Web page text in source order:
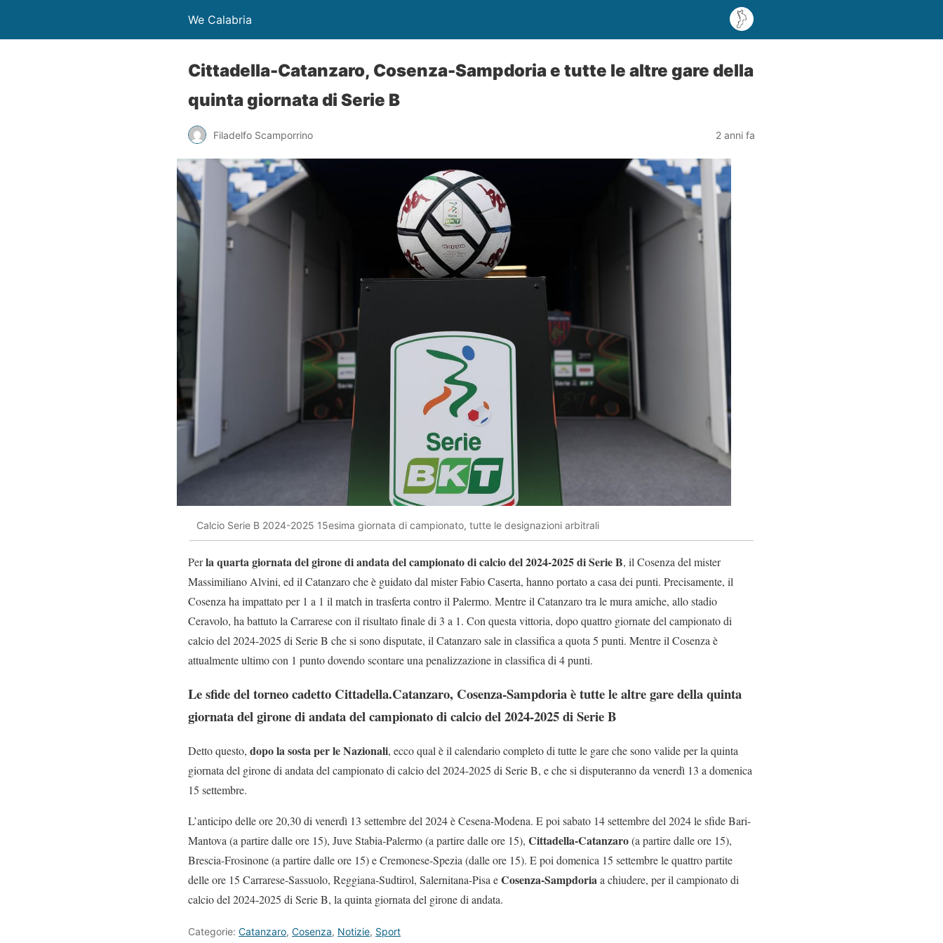
We Calabria
Cittadella-Catanzaro, Cosenza-Sampdoria e tutte le altre gare della
quinta giornata di Serie B
Filadelfo Scamporrino 2 anni fa
Calcio Serie B 2024-2025 15esima giornata di campionato, tutte le designazioni arbitrali
Perla quarta giornata del girone di andata del campionato di calcio del 2024-2025 di Serie B, il Cosenza del mister
Massimiliano Alvini, ed il Catanzaro che è guidato dal mister Fabio Caserta, hanno portato a casa dei punti. Precisamente, il
Cosenza ha impattato per 1 a 1 il match in trasferta contro il Palermo. Mentre il Catanzaro tra le mura amiche, allo stadio
Ceravolo, ha battuto la Carrarese con il risultato finale di 3 a 1. Con questa vittoria, dopo quattro giornate del campionato di
calcio del 2024-2025 di Serie B che si sono disputate, il Catanzaro sale in classifica a quota 5 punti. Mentre il Cosenza è
attualmente ultimo con 1 punto dovendo scontare una penalizzazione in classifica di 4 punti.
Le sfide del torneo cadetto Cittadella.Catanzaro, Cosenza-Sampdoria è tutte le altre gare della quinta
giornata del girone di andata del campionato di calcio del 2024-2025 di Serie B
Detto questo, dopo la sosta per le Nazionali, ecco qual è il calendario completo di tutte le gare che sono valide per la quinta
giornata del girone di andata del campionato di calcio del 2024-2025 di Serie B, e che si disputeranno da venerdì 13 a domenica
15 settembre.
L’anticipo delle ore 20,30 di venerdì 13 settembre del 2024 è Cesena-Modena. E poi sabato 14 settembre del 2024 le sfide Bari-
Mantova (a partire dalle ore 15), Juve Stabia-Palermo (a partire dalle ore 15), Cittadella-Catanzaro(a partire dalle ore 15),
Brescia-Frosinone (a partire dalle ore 15) e Cremonese-Spezia (dalle ore 15). E poi domenica 15 settembre le quattro partite
delle ore 15 Carrarese-Sassuolo, Reggiana-Sudtirol, Salernitana-Pisa eCosenza-Sampdoriaa chiudere, per il campionato di
calcio del 2024-2025 di Serie B, la quinta giornata del girone di andata.
Categorie: Catanzaro, Cosenza, Notizie, Sport